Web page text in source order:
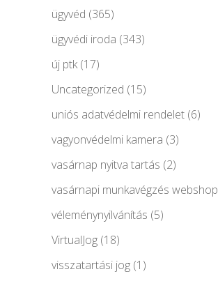
ügyvéd (365)
ügyvédi iroda (343)
új ptk(17)
Uncategorized (15)
uniós adatvédelmi rendelet (6)
vagyonvédelmi kamera (3)
vasárnap nyitva tartás (2)
vasárnapi munkavégzés webshop
véleménynyilvánítás (5)
VirtualJog (18)
visszatartási jog (1)